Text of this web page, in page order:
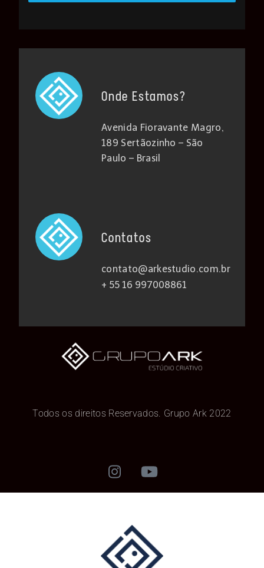
Onde Estamos?
Avenida Fioravante Magro,
189 Sertãozinho – São
Paulo – Brasil
Contatos
contato@arkestudio.com.br
+ 55 16 997008861
Todos os direitos Reservados. Grupo Ark 2022